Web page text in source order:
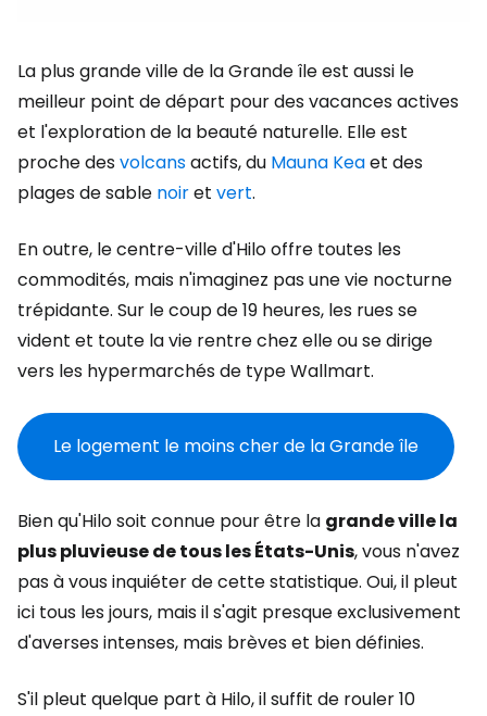
La plus grande ville de la Grande île est aussi le
meilleur point de départ pour des vacances actives
et l'exploration de la beauté naturelle. Elle est
proche desvolcansactifs, du Mauna Keaet des
plages de sable noiret vert.
En outre, le centre-ville d'Hilo offre toutes les
commodités, mais n'imaginez pas une vie nocturne
trépidante. Sur le coup de 19 heures, les rues se
vident et toute la vie rentre chez elle ou se dirige
vers les hypermarchés de type Wallmart.
Le logement le moins cher de la Grande île
Bien qu'Hilo soit connue pour être la grande ville la
plus pluvieuse de tous les États-Unis, vous n'avez
pas à vous inquiéter de cette statistique. Oui, il pleut
ici tous les jours, mais il s'agit presque exclusivement
d'averses intenses, mais brèves et bien définies.
S'il pleut quelque part à Hilo, il suffit de rouler 10